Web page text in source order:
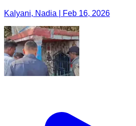
Kalyani, Nadia | Feb 16, 2026